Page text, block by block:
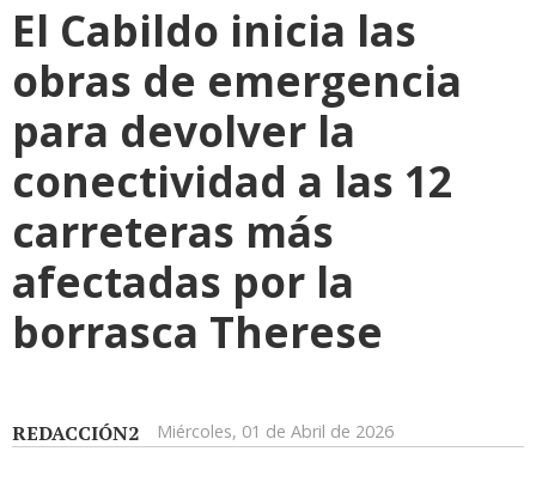
El Cabildo inicia las
obras de emergencia
para devolver la
conectividad a las 12
carreteras más
afectadas por la
borrasca Therese
REDACCIÓN2 Miércoles, 01 de Abril de 2026